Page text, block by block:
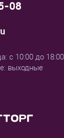
08
с 10:00 до
выходные